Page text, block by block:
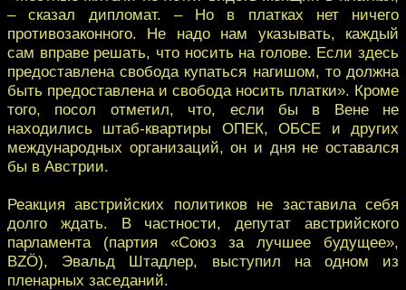
– сказал дипломат. – Но в платках нет ничего
противозаконного. Не надо нам указывать, каждый
сам вправе решать, что носить на голове. Если здесь
предоставлена свобода купаться нагишом, то должна
быть предоставлена и свобода носить платки». Кроме
того, посол отметил, что, если бы в Вене не
находились штаб-квартиры ОПЕК, ОБСЕ и других
международных организаций, он и дня не оставался
бы в Австрии.
Реакция австрийских политиков не заставила себя
долго ждать. В частности, депутат австрийского
парламента (партия «Союз за лучшее будущее»,
BZÖ), Эвальд Штадлер, выступил на одном из
пленарных заседаний.